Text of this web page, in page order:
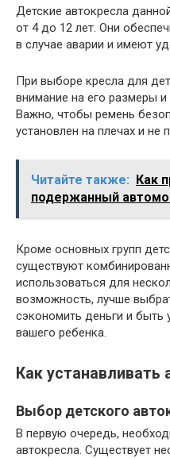
Детские автокресла
от 4 до 12 лет. Они
в случае аварии и имеют
При выборе кресла для
внимание на его размеры
Важно, чтобы ремень
установлен на плечах и не
Читайте также:
Как
подержанный
Кроме основных групп
существуют
использоваться для
возможность, лучше
сэкономить деньги и быть
вашего ребенка.
Как устанавливать
Выбор детского
В первую очередь,
автокресла. Существует